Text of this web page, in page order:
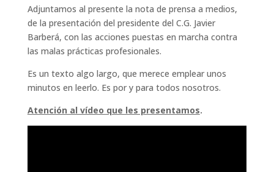
Adjuntamos al presente la nota de prensa a medios,
de la presentación del presidente del C.G. Javier
Barberá, con las acciones puestas en marcha contra
las malas prácticas profesionales.
Es un texto algo largo, que merece emplear unos
minutos en leerlo. Es por y para todos nosotros.
Atención al vídeo que les presentamos.